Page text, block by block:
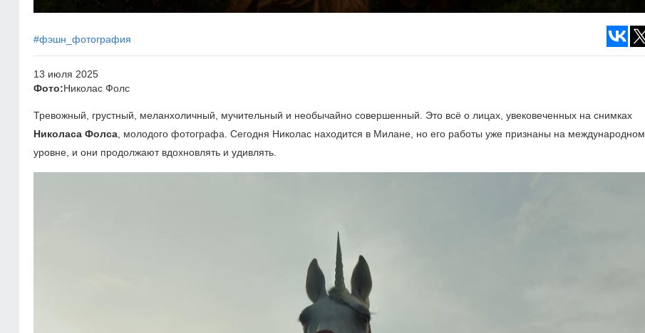
#фэшн_фотография
13 июля 2025
Фото:Николас Фолс
Тревожный, грустный, меланхоличный, мучительный и необычайно совершенный. Это всё о лицах, увековеченных на снимках
Николаса Фолса , молодого фотографа. Сегодня Николас находится в Милане, но его работы уже признаны на международном
уровне, и они продолжают вдохновлять и удивлять.